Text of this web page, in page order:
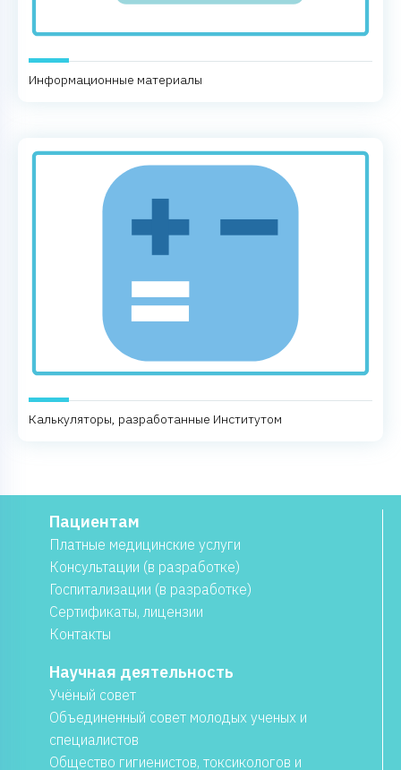
Информационные материалы
Калькуляторы, разработанные Институтом
Пациентам
Платные медицинские услуги
Консультации (в разработке)
Госпитализации (в разработке)
Сертификаты, лицензии
Контакты
Научная деятельность
Учёный совет
Объединенный совет молодых ученых и
специалистов
Общество гигиенистов, токсикологов и